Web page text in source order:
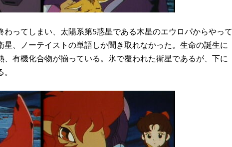
わってしまい、太陽系第5惑星である木星のエウロパからやって
星、ノーテイストの単語しか聞き取れなかった。生命の誕生に
、有機化合物が揃っている。氷で覆われた衛星であるが、下に